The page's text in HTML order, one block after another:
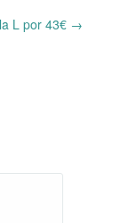
L por 43€ →